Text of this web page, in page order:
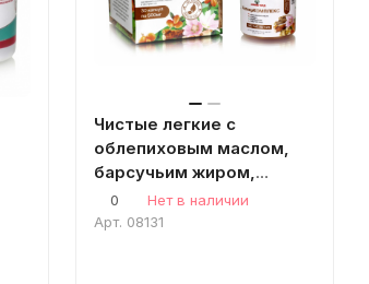
Чистые легкие с
облепиховым маслом,
барсучьим жиром,
солодкой и корнем
алтея 30 капсул
0
Нет в наличии
Арт. 08131